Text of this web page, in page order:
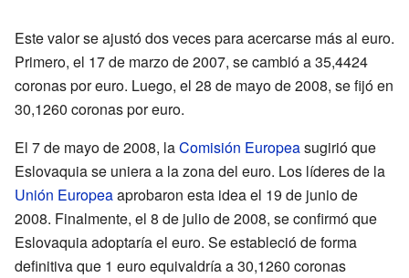
Este valor se ajustó dos veces para acercarse más al euro.
Primero, el 17 de marzo de 2007, se cambió a 35,4424
coronas por euro. Luego, el 28 de mayo de 2008, se fijó en
30,1260 coronas por euro.
El 7 de mayo de 2008, laComisión Europeasugirió que
Eslovaquia se uniera a la zona del euro. Los líderes de la
Unión Europeaaprobaron esta idea el 19 de junio de
2008. Finalmente, el 8 de julio de 2008, se confirmó que
Eslovaquia adoptaría el euro. Se estableció de forma
definitiva que 1 euro equivaldría a 30,1260 coronas